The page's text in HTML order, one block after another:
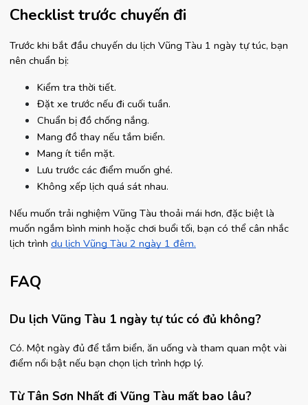
Checklist trước chuyến đi
Trước khi bắt đầu chuyến du lịch Vũng Tàu 1 ngày tự túc, bạn
nên chuẩn bị:
Kiểm tra thời tiết.
Đặt xe trước nếu đi cuối tuần.
Chuẩn bị đồ chống nắng.
Mang đồ thay nếu tắm biển.
Mang ít tiền mặt.
Lưu trước các điểm muốn ghé.
Không xếp lịch quá sát nhau.
Nếu muốn trải nghiệm Vũng Tàu thoải mái hơn, đặc biệt là
muốn ngắm bình minh hoặc chơi buổi tối, bạn có thể cân nhắc
lịch trình du lịch Vũng Tàu 2 ngày 1 đêm.
FAQ
Du lịch Vũng Tàu 1 ngày tự túc có đủ không?
Có. Một ngày đủ để tắm biển, ăn uống và tham quan một vài
điểm nổi bật nếu bạn chọn lịch trình hợp lý.
Từ Tân Sơn Nhất đi Vũng Tàu mất bao lâu?